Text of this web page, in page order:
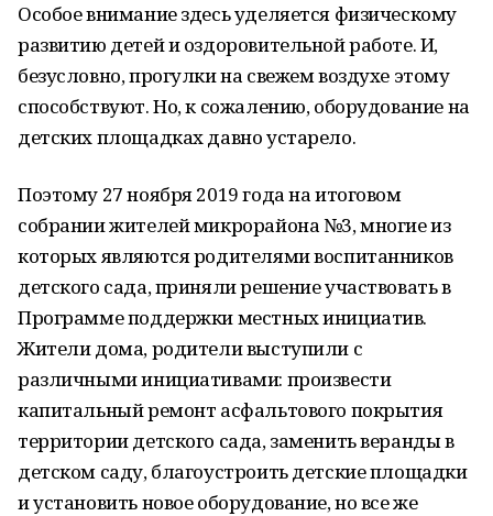
Особое внимание здесь уделяется физическому
развитию детей и оздоровительной работе. И,
безусловно, прогулки на свежем воздухе этому
способствуют. Но, к сожалению, оборудование на
детских площадках давно устарело.
Поэтому 27 ноября 2019 года на итоговом
собрании жителей микрорайона №3, многие из
которых являются родителями воспитанников
детского сада, приняли решение участвовать в
Программе поддержки местных инициатив.
Жители дома, родители выступили с
различными инициативами: произвести
капитальный ремонт асфальтового покрытия
территории детского сада, заменить веранды в
детском саду, благоустроить детские площадки
и установить новое оборудование, но все же